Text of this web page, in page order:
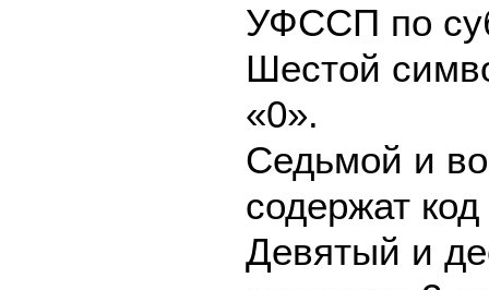
УФССП по
Шестой
«0».
Седьмой и
содержат
Девятый и